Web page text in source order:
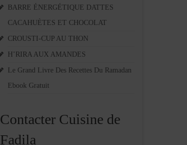
BARRE ÉNERGÉTIQUE DATTES
CACAHUÈTES ET CHOCOLAT
CROUSTI-CUP AU THON
H’RIRA AUX AMANDES
Le Grand Livre Des Recettes Du Ramadan
Ebook Gratuit
Contacter Cuisine de
Fadila